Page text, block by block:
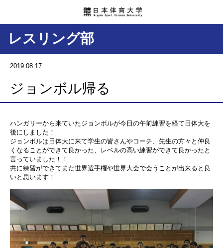
レスリング部
2019.08.17
ジョンボル帰る
ハンガリーから来ていたジョンボルが今日の午前練習を経て日体大を
後にしました！
ジョンボルは日体大に来て学生の皆さんやコーチ、先生の方々と仲良
くなることができて良かった、レベルの高い練習ができて良かったと
言っていました！！
共に練習ができてまた世界選手権や世界大会で会うことが出来ると良
いと思います！